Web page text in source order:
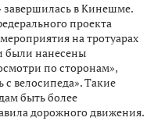
завершилась в Кинешме.
проекта
на тротуарах
были нанесены
по сторонам»,
с велосипеда». Такие
быть более
дорожного движения.